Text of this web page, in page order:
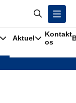
Aktuel
Kontakt
os